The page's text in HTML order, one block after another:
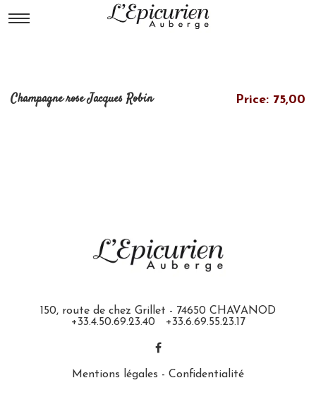
Champagne rose Jacques Robin Price: 75,00
150, route de chez Grillet - 74650 CHAVANOD
+33.4.50.69.23.40
+33.6.69.55.23.17
Mentions légales - Confidentialité